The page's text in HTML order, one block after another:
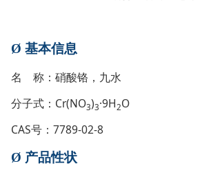
Ø 基本信息
名 称：硝酸铬，九水
分子式：Cr(NO3)3·9H2O
CAS号：7789-02-8
Ø 产品性状